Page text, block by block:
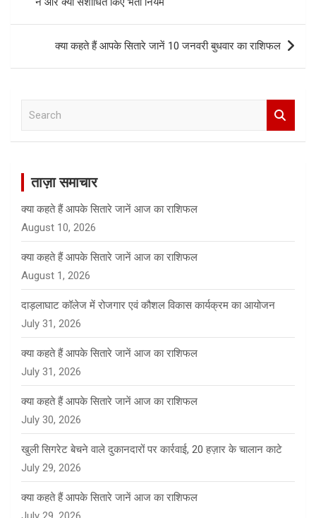
o
k
p
p
क्या कहते हैं आपके सितारे जानें 10 जनवरी बुधवार का राशिफल
ताज़ा समाचार
क्या कहते हैं आपके सितारे जानें आज का राशिफल
August 10, 2026
क्या कहते हैं आपके सितारे जानें आज का राशिफल
August 1, 2026
दाड़लाघाट कॉलेज में रोजगार एवं कौशल विकास कार्यक्रम का आयोजन
July 31, 2026
क्या कहते हैं आपके सितारे जानें आज का राशिफल
July 31, 2026
क्या कहते हैं आपके सितारे जानें आज का राशिफल
July 30, 2026
खुली सिगरेट बेचने वाले दुकानदारों पर कार्रवाई, 20 हज़ार के चालान काटे
July 29, 2026
क्या कहते हैं आपके सितारे जानें आज का राशिफल